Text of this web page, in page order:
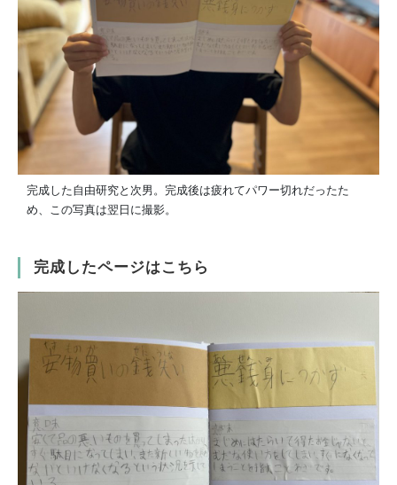
完成した自由研究と次男。完成後は疲れてパワー切れだったた
め、この写真は翌日に撮影。
完成したページはこちら